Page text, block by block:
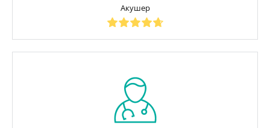
Акушер